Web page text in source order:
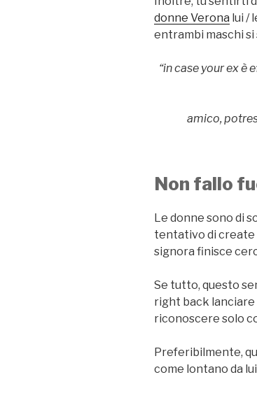
donne Verona lui /
entrambi maschi si
“in case your ex
amico,
Non fallo
Le donne sono di
tentativo di create
signora finisce
Se tutto, questo
right back lanciare
riconoscere solo
Preferibilmente,
come lontano da